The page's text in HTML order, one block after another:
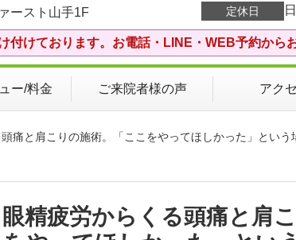
ースト山手1F
定休日
付けております。お電話・LINE・WEB予約から
ー/料金 ご来院者様の声 アク
痛と肩こりの施術。「ここをやってほしかった」という
眼精疲労からくる頭痛と肩